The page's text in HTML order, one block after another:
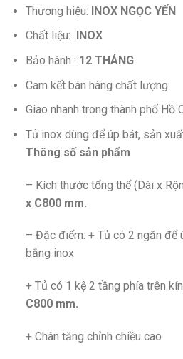
Thương hiệu: INOX NGỌC YẾN
Chất liệu:
INOX
Bảo hành : 12 THÁNG
Cam kết bán hàng chất lượng
Giao nhanh trong thành phố Hồ
Tủ inox dùng để úp bát, sản
Thông số sản phẩm
– Kích thước tổng thể (Dài x
x C800 mm.
– Đặc điểm: + Tủ có 2 ngăn để
bằng inox
+ Tủ có 1 kệ 2 tầng phía trên
C800 mm.
+ Chân tăng chỉnh chiều cao